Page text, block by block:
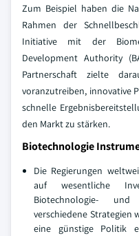
Zum Beispiel haben die
Rahmen der
Initiative mit der
Development Authority
Partnerschaft zielte
voranzutreiben, innovative
schnelle
den Markt zu stärken.
Biotechnologie
Die Regierungen
auf wesentliche
Biotechnologie- und
verschiedene Strategien
eine günstige Politik